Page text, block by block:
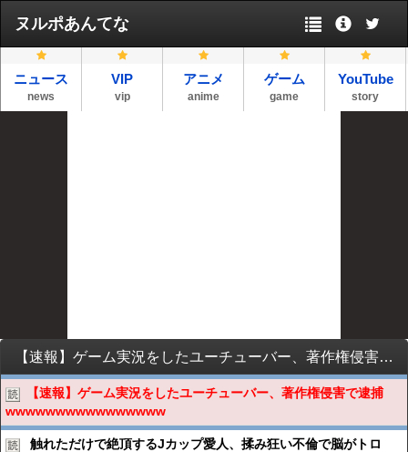
ヌルポあんてな
ニュース
news
VIP
vip
アニメ
anime
ゲーム
game
YouTube
story
【速報】ゲーム実況をしたユーチューバー、著作権侵害で逮捕wwwwwwwwwwwwwwww
【速報】ゲーム実況をしたユーチューバー、著作権侵害で逮捕
wwwwwwwwwwwwwwww
触れただけで絶頂するJカップ愛人、揉み狂い不倫で脳がトロ